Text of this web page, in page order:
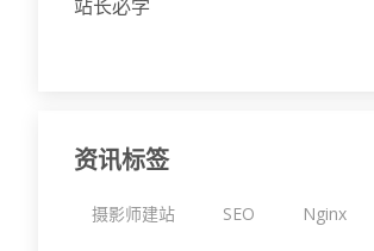
站长必学
资讯标签
摄影师建站 SEO Nginx